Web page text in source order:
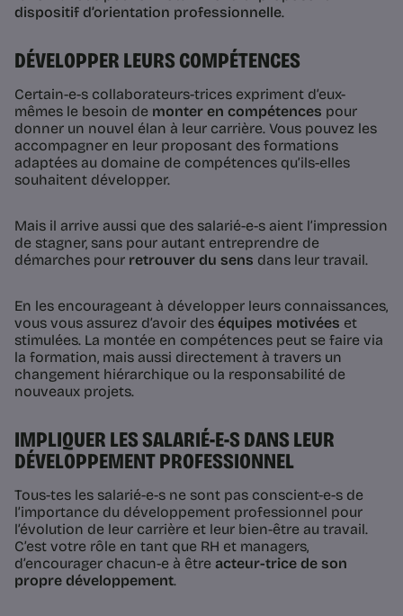
dispositif d’orientation professionnelle.
DÉVELOPPER LEURS COMPÉTENCES
Certain-e-s collaborateurs-trices expriment d’eux-
mêmes le besoin de monter en compétences pour
donner un nouvel élan à leur carrière. Vous pouvez les
accompagner en leur proposant des formations
adaptées au domaine de compétences qu’ils-elles
souhaitent développer.
Mais il arrive aussi que des salarié-e-s aient l’impression
de stagner, sans pour autant entreprendre de
démarches pour retrouver du sens dans leur travail.
En les encourageant à développer leurs connaissances,
vous vous assurez d’avoir des équipes motivées et
stimulées. La montée en compétences peut se faire via
la formation, mais aussi directement à travers un
changement hiérarchique ou la responsabilité de
nouveaux projets.
IMPLIQUER LES SALARIÉ-E-S DANS LEUR
DÉVELOPPEMENT PROFESSIONNEL
Tous-tes les salarié-e-s ne sont pas conscient-e-s de
l’importance du développement professionnel pour
l’évolution de leur carrière et leur bien-être au travail.
C’est votre rôle en tant que RH et managers,
d’encourager chacun-e à être acteur-trice de son
propre développement.